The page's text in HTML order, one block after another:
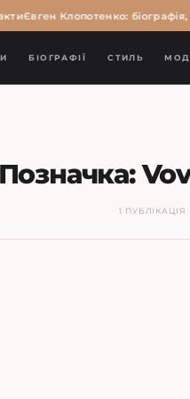
Євген Клопотенко: біографія,
БІОГРАФІЇ СТИЛЬ
Позначка:
1 ПУБЛІКАЦІЯ